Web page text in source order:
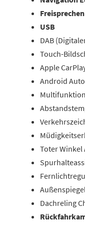
USB
DAB
Touch-
Apple
Android Auto
Toter Winkel
Dachreling